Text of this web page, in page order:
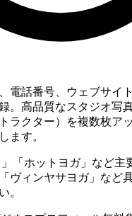
電話番号、ウェブサイ
。高品質なスタジオ写
ラクター）を複数枚ア
ます。
」「ホットヨガ」など主
ヴィンヤサヨガ」など
。